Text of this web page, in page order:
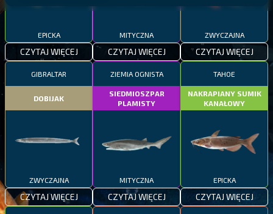
EPICKA
CZYTAJ WIĘCEJ
MITYCZNA
CZYTAJ WIĘCEJ
ZWYCZAJNA
CZYTAJ WIĘCEJ
GIBRALTAR
DOBIJAK
ZWYCZAJNA
CZYTAJ WIĘCEJ
ZIEMIA OGNISTA
SIEDMIOSZPAR
PLAMISTY
MITYCZNA
CZYTAJ WIĘCEJ
TAHOE
NAKRAPIANY SUMIK
KANAŁOWY
EPICKA
CZYTAJ WIĘCEJ